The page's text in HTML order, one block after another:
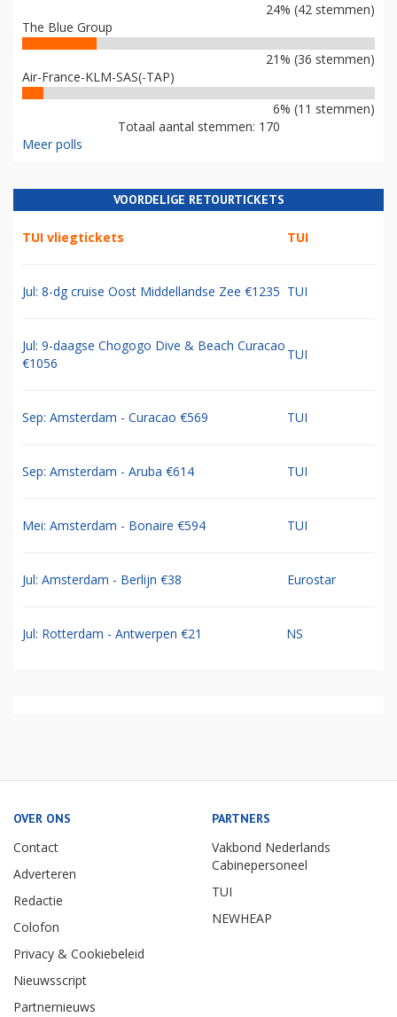
24% (42 stemmen)
The Blue Group
21% (36 stemmen)
Air-France-KLM-SAS(-TAP)
6% (11 stemmen)
Totaal aantal stemmen: 170
Meer polls
VOORDELIGE RETOURTICKETS
TUI vliegtickets TUI
Jul: 8-dg cruise Oost Middellandse Zee €1235 TUI
Jul: 9-daagse Chogogo Dive & Beach Curacao
€1056
TUI
Sep: Amsterdam - Curacao €569 TUI
Sep: Amsterdam - Aruba €614 TUI
Mei: Amsterdam - Bonaire €594 TUI
Jul: Amsterdam - Berlijn €38 Eurostar
Jul: Rotterdam - Antwerpen €21 NS
OVER ONS
Contact
Adverteren
Redactie
Colofon
Privacy & Cookiebeleid
Nieuwsscript
Partnernieuws
PARTNERS
Vakbond Nederlands
Cabinepersoneel
TUI
NEWHEAP